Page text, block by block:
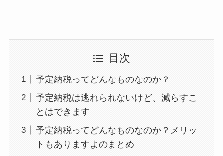
目次
予定納税ってどんなものなのか？
予定納税は逃れられないけど、減らすこ
とはできます
予定納税ってどんなものなのか？メリッ
トもありますよのまとめ